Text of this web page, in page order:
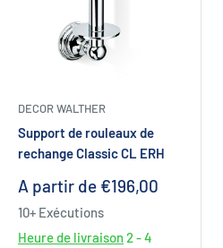
DECOR WALTHER
Support de rouleaux de
rechange Classic CL ERH
Prix
réduit
A partir de €196,00
10+ Exécutions
Heure de livraison2 - 4